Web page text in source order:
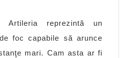
Artileria reprezintă un
foc capabile să arunce
mari. Cam asta ar fi